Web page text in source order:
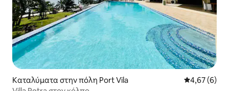
Καταλύματα στην πόλη Port Vila Μέση
4,67 (6)